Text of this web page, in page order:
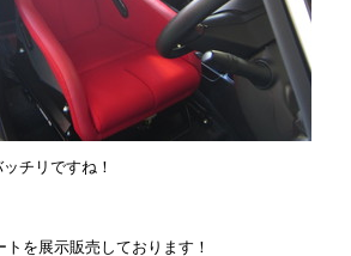
チリですね！
を展示販売しております！